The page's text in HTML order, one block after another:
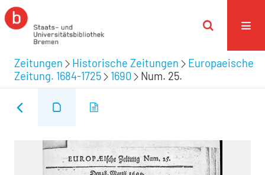
Zeitungen Historische Zeitungen
Europaeische
Zeitung. 1684-1725
1690 Num. 25.